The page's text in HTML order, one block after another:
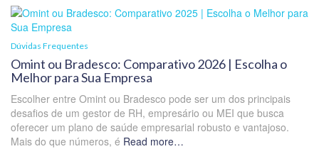
Dúvidas Frequentes
Omint ou Bradesco: Comparativo 2026 | Escolha o
Melhor para Sua Empresa
Escolher entre Omint ou Bradesco pode ser um dos principais
desafios de um gestor de RH, empresário ou MEI que busca
oferecer um plano de saúde empresarial robusto e vantajoso.
Mais do que números, é Read more…